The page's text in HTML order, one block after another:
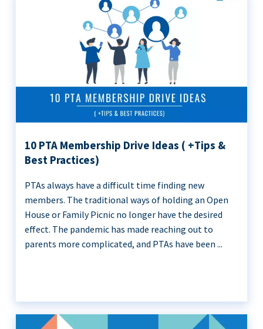
10 PTA Membership Drive Ideas ( +Tips &
Best Practices)
PTAs always have a difficult time finding new
members. The traditional ways of holding an Open
House or Family Picnic no longer have the desired
effect. The pandemic has made reaching out to
parents more complicated, and PTAs have been ...